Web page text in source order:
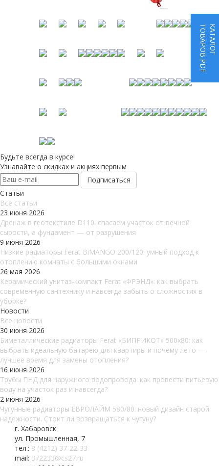
Будьте всегда в курсе!
Узнавайте о скидках и акциях первым
Статьи
Все cтатьи
23 июня 2026
Дренаж в геотекстиле D110: спасаем участок от вечной
сырости, а фундамент — от разрушения
9 июня 2026
Низкие радиаторы Ferat BiMANGO 200/120: умный подход к
отоплению комнаты с большими окнами
26 мая 2026
Керамический унитаз-компакт Ferat «ФРЭНД»: как выбрать
современную сантехнику и навсегда забыть о сложностях в
уборке?
Новости
Все новости
30 июня 2026
Биметаллические радиаторы Ferat «БИПРИКОТ» 500x80: как
выбрать идеальную батарею для квартиры и почему лето —
лучшее время для замены отопления?
16 июня 2026
Трубы ПНД для наружного водопровода: как провести питьевую
воду на участок раз и навсегда?
2 июня 2026
Чугунные радиаторы ЕВРОЛАЙМ 580/80: новый дизайн старой
надежности. Стоит ли возвращаться к чугуну?
г. Хабаровск
ул. Промышленная, 7
тел.: 8 (4212) 37-22-33
mail: 372233@cs27.ru
КАТАЛОГ
ТОВАРОВ.PDF